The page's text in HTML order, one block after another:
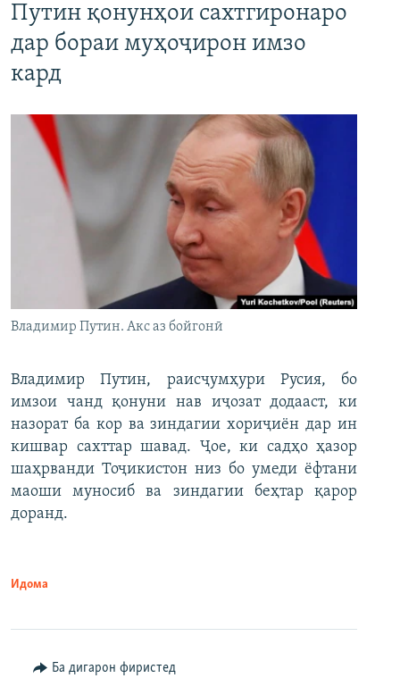
Путин қонунҳои сахтгиронаро
дар бораи муҳоҷирон имзо
кард
Владимир Путин. Акс аз бойгонӣ
Владимир Путин, раисҷумҳури Русия, бо
имзои чанд қонуни нав иҷозат додааст, ки
назорат ба кор ва зиндагии хориҷиён дар ин
кишвар сахттар шавад. Ҷое, ки садҳо ҳазор
шаҳрванди Тоҷикистон низ бо умеди ёфтани
маоши муносиб ва зиндагии беҳтар қарор
доранд.
Идома
Ба дигарон фиристед